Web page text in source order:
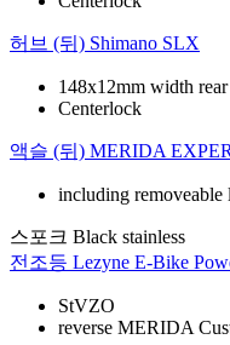
허브 (뒤) Shimano SLX
148x12mm width
Centerlock
액슬 (뒤) MERIDA
including removeable
스포크 Black stainless
전조등 Lezyne E-Bike
StVZO
reverse MERIDA